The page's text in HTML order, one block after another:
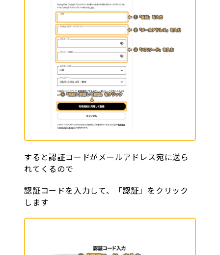
すると認証コードがメールアドレス宛に送ら
れてくるので
認証コードを入力して、「認証」をクリック
します